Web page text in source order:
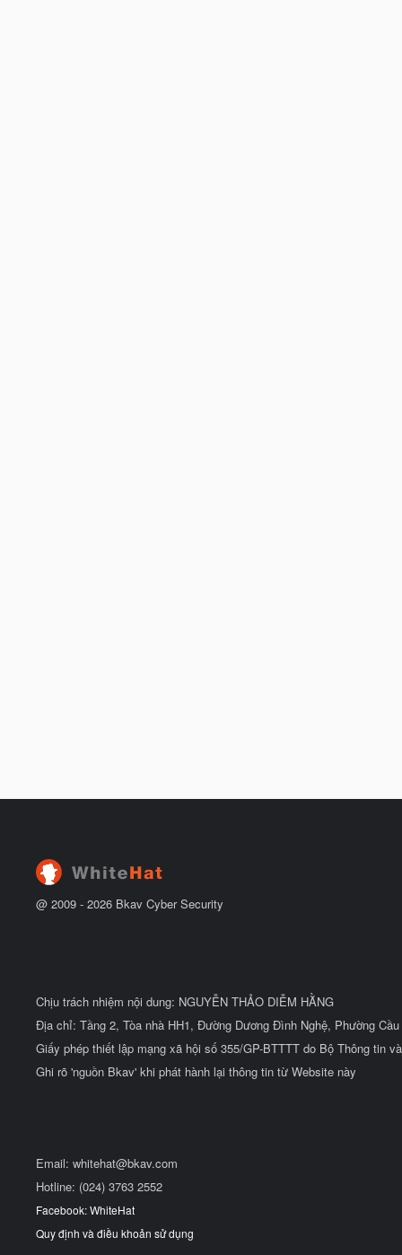
@ 2009 - 2026 Bkav Cyber Security
Chịu trách nhiệm nội dung: NGUYỄN THẢO DIỄM HẰNG
Địa chỉ: Tầng 2, Tòa nhà HH1, Đường Dương Đình Nghệ, Phường
Giấy phép thiết lập mạng xã hội số 355/GP-BTTTT do Bộ Thông tin
Ghi rõ 'nguồn Bkav' khi phát hành lại thông tin từ Website này
Email: whitehat@bkav.com
Hotline: (024) 3763 2552
Facebook: WhiteHat
Quy định và điều khoản sử dụng